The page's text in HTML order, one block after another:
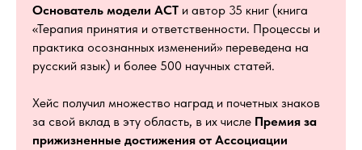
Основатель модели ACT и автор 35 книг (книга
«Терапия принятия и ответственности. Процессы и
практика осознанных изменений» переведена на
русский язык) и более 500 научных статей.
Хейс получил множество наград и почетных знаков
за свой вклад в эту область, в их числе Премия за
прижизненные достижения от Ассоциации